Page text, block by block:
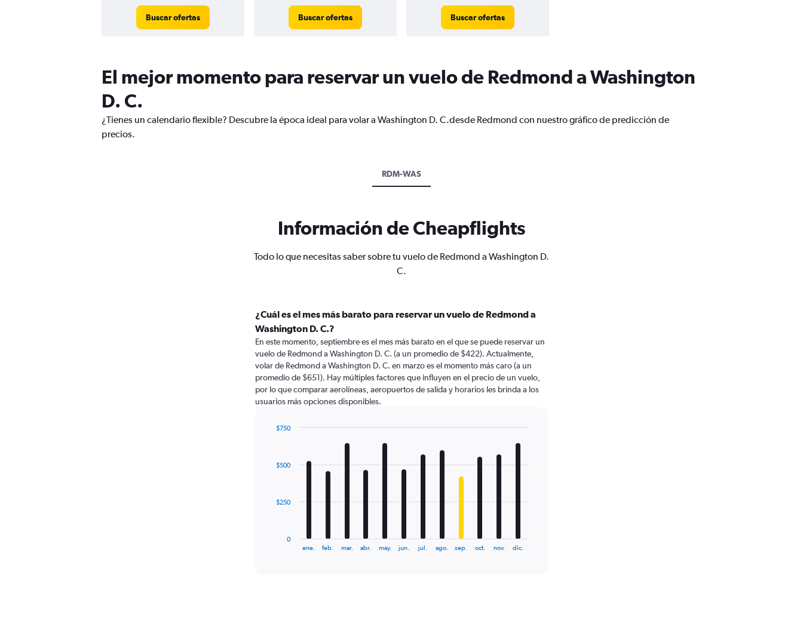
Buscar ofertas Buscar ofertas Buscar ofertas
El mejor momento para reservar un vuelo de Redmond a Washington
D. C.
¿Tienes un calendario flexible? Descubre la época ideal para volar a Washington D. C.desde Redmond con nuestro gráfico de predicción de
precios.
RDM-WAS
Información de Cheapflights
Todo lo que necesitas saber sobre tu vuelo de Redmond a Washington D.
C.
¿Cuál es el mes más barato para reservar un vuelo de Redmond a
Washington D. C.?
En este momento, septiembre es el mes más barato en el que se puede reservar un
vuelo de Redmond a Washington D. C. (a un promedio de $422). Actualmente,
volar de Redmond a Washington D. C. en marzo es el momento más caro (a un
promedio de $651). Hay múltiples factores que influyen en el precio de un vuelo,
por lo que comparar aerolíneas, aeropuertos de salida y horarios les brinda a los
usuarios más opciones disponibles.
12
The
ene. feb. mar. abr. may. jun. jul. ago. sep. oct. nov. dic.
0
$250
$500
$750